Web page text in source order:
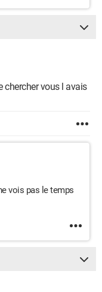
chercher vous l avais
vois pas le temps